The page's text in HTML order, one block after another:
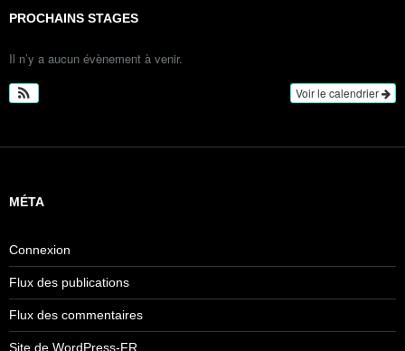
PROCHAINS STAGES
Il n’y a aucun évènement à venir.
Voir le calendrier
MÉTA
Connexion
Flux des publications
Flux des commentaires
Site de WordPress-FR